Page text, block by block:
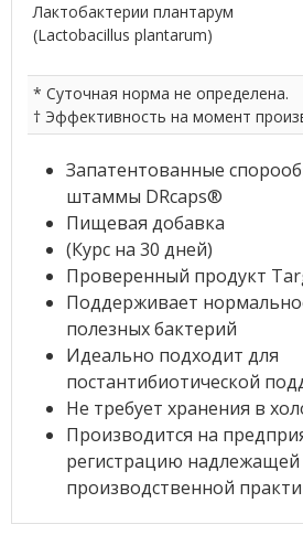
Лактобактерии плантарум
(Lactobacillus plantarum)
* Суточная норма не определена.
† Эффективность на момент
Запатентованные
штаммы DRcaps®
Пищевая добавка
(Курс на 30 дней)
Проверенный продукт
Поддерживает
полезных бактерий
Идеально подходит для
постантибиотической
Не требует хранения в
Производится на
регистрацию
производственной